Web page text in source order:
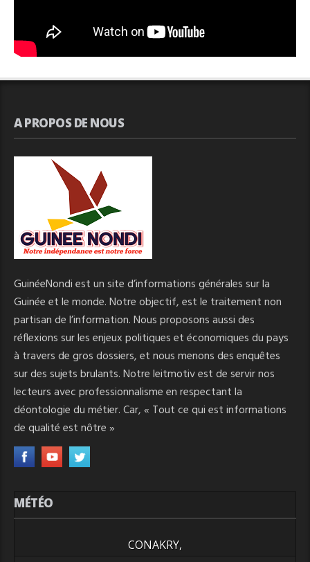
A PROPOS DE NOUS
GuinéeNondi est un site d’informations générales sur la
Guinée et le monde. Notre objectif, est le traitement non
partisan de l’information. Nous proposons aussi des
réflexions sur les enjeux politiques et économiques du pays
à travers de gros dossiers, et nous menons des enquêtes
sur des sujets brulants. Notre leitmotiv est de servir nos
lecteurs avec professionnalisme en respectant la
déontologie du métier. Car, « Tout ce qui est informations
de qualité est nôtre »
MÉTÉO
CONAKRY,